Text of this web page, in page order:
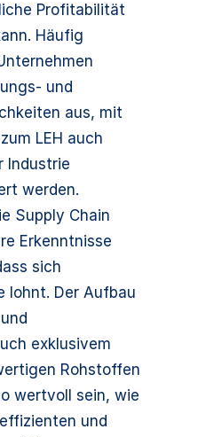
Profitabilität
Häufig
und
aus, mit
LEH auch
Industrie
werden.
Supply Chain
Erkenntnisse
sich
lohnt. Der Aufbau
exklusivem
Rohstoffen
wertvoll sein, wie
und